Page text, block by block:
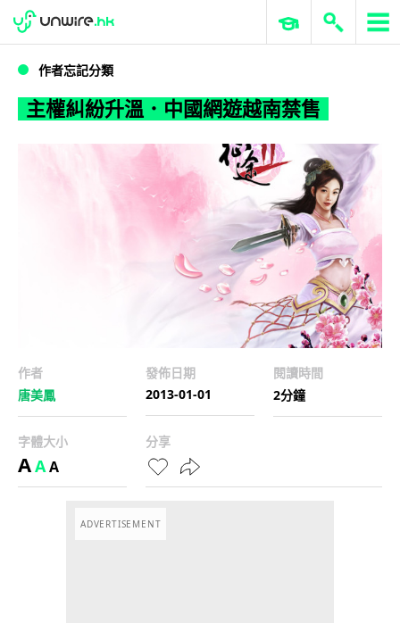
主權糾紛升溫．中國網遊越南禁售
WWDC 2026 ERP 與商業 AI
作者忘記分類
主權糾紛升溫．中國網遊越南禁售
作者
唐美鳳
發佈日期
2013-01-01
閱讀時間
2分鐘
字體大小
AAA
分享
ADVERTISEMENT